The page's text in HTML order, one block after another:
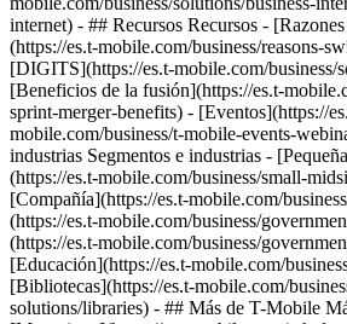
internet) - ## Recursos Recursos -
(https://es.t-mobile.com/business/reasons-
[DIGITS](https://es.t-mobile.com/business/
[Beneficios de la fusión](https://es.t-
sprint-merger-benefits) - [Eventos](https://
mobile.com/business/t-mobile-events-
industrias Segmentos e industrias -
(https://es.t-mobile.com/business/small-
[Compañía](https://es.t-mobile.com/
(https://es.t-mobile.com/business/
(https://es.t-mobile.com/business/
[Educación](https://es.t-mobile.com/
[Bibliotecas](https://es.t-mobile.com/
solutions/libraries) - ## Más de T-Mobile